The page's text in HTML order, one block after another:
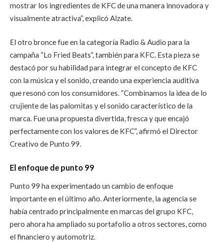
mostrar los ingredientes de KFC de una manera innovadora y
visualmente atractiva”, explicó Alzate.
El otro bronce fue en la categoría Radio & Audio para la
campaña “Lo Fried Beats”, también para KFC. Esta pieza se
destacó por su habilidad para integrar el concepto de KFC
con la música y el sonido, creando una experiencia auditiva
que resonó con los consumidores. “Combinamos la idea de lo
crujiente de las palomitas y el sonido característico de la
marca. Fue una propuesta divertida, fresca y que encajó
perfectamente con los valores de KFC”, afirmó el Director
Creativo de Punto 99.
El enfoque de punto 99
Punto 99 ha experimentado un cambio de enfoque
importante en el último año. Anteriormente, la agencia se
había centrado principalmente en marcas del grupo KFC,
pero ahora ha ampliado su portafolio a otros sectores, como
el financiero y automotriz.